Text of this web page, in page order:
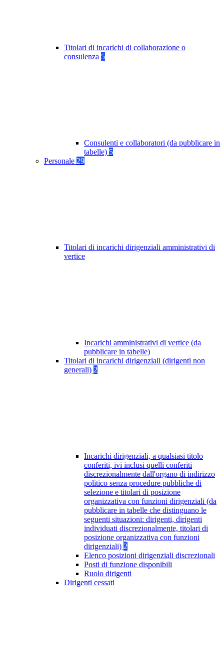
Titolari di incarichi di collaborazione o
consulenza 5
Consulenti e collaboratori (da pubblicare in
tabelle) 5
Personale 29
Titolari di incarichi dirigenziali amministrativi di
vertice
Incarichi amministrativi di vertice (da
pubblicare in tabelle)
Titolari di incarichi dirigenziali (dirigenti non
generali) 2
Incarichi dirigenziali, a qualsiasi titolo
conferiti, ivi inclusi quelli conferiti
discrezionalmente dall'organo di indirizzo
politico senza procedure pubbliche di
selezione e titolari di posizione
organizzativa con funzioni dirigenziali (da
pubblicare in tabelle che distinguano le
seguenti situazioni: dirigenti, dirigenti
individuati discrezionalmente, titolari di
posizione organizzativa con funzioni
dirigenziali) 2
Elenco posizioni dirigenziali discrezionali
Posti di funzione disponibili
Ruolo dirigenti
Dirigenti cessati